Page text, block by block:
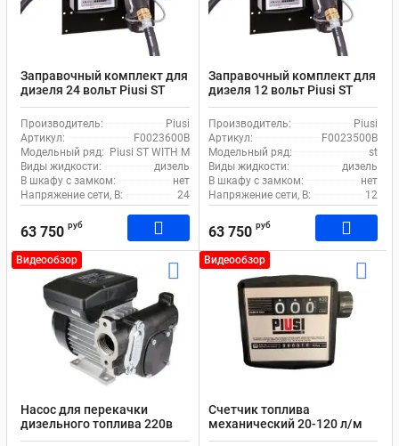
Заправочный комплект для
дизеля 24 вольт Piusi ST
BYPASS 3000 INLINE 24V K33
F0023600B
Производитель:
Piusi
Артикул:
F0023600B
Модельный ряд: Piusi ST WITH METER AND FILTER
Виды жидкости:
дизель
В шкафу с замком:
нет
Напряжение сети, В:
24
63 750 руб
Заправочный комплект для
дизеля 12 вольт Piusi ST
BYPASS 3000/12V K33
F0023500B
Производитель:
Piusi
Артикул:
F0023500B
Модельный ряд:
st
Виды жидкости:
дизель
В шкафу с замком:
нет
Напряжение сети, В:
12
63 750 руб
Видеообзор
Насос для перекачки
дизельного топлива 220в
Piusi Panther 56 F00730000
Видеообзор
Счетчик топлива
механический 20-120 л/м
1% Piusi K33 000553000